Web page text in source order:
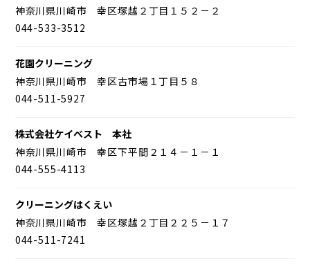
神奈川県川崎市 幸区塚越２丁目１５２－２
044-533-3512
花園クリーニング
神奈川県川崎市 幸区古市場１丁目５８
044-511-5927
株式会社ケイベスト 本社
神奈川県川崎市 幸区下平間２１４－１－１
044-555-4113
クリーニングはくえい
神奈川県川崎市 幸区塚越２丁目２２５－１７
044-511-7241